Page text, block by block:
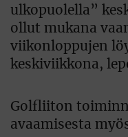
ulkopuolella”
ollut mukana
viikonloppujen
keskiviikkona,
Golfliiton
avaamisesta